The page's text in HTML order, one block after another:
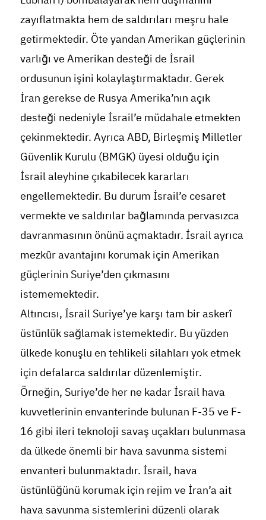
zayıflatmakta hem de saldırıları meşru hale
getirmektedir. Öte yandan Amerikan güçlerinin
varlığı ve Amerikan desteği de İsrail
ordusunun işini kolaylaştırmaktadır. Gerek
İran gerekse de Rusya Amerika’nın açık
desteği nedeniyle İsrail’e müdahale etmekten
çekinmektedir. Ayrıca ABD, Birleşmiş Milletler
Güvenlik Kurulu (BMGK) üyesi olduğu için
İsrail aleyhine çıkabilecek kararları
engellemektedir. Bu durum İsrail’e cesaret
vermekte ve saldırılar bağlamında pervasızca
davranmasının önünü açmaktadır. İsrail ayrıca
mezkûr avantajını korumak için Amerikan
güçlerinin Suriye’den çıkmasını
istememektedir.
Altıncısı, İsrail Suriye’ye karşı tam bir askerî
üstünlük sağlamak istemektedir. Bu yüzden
ülkede konuşlu en tehlikeli silahları yok etmek
için defalarca saldırılar düzenlemiştir.
Örneğin, Suriye’de her ne kadar İsrail hava
kuvvetlerinin envanterinde bulunan F-35 ve F-
16 gibi ileri teknoloji savaş uçakları bulunmasa
da ülkede önemli bir hava savunma sistemi
envanteri bulunmaktadır. İsrail, hava
üstünlüğünü korumak için rejim ve İran’a ait
hava savunma sistemlerini düzenli olarak